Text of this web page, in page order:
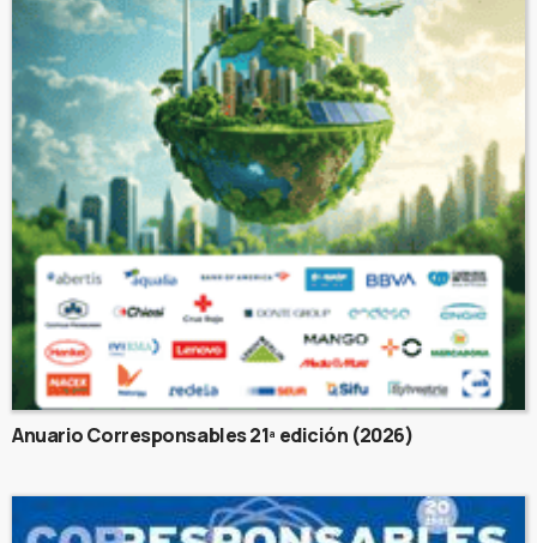
Anuario Corresponsables 21ª edición (2026)